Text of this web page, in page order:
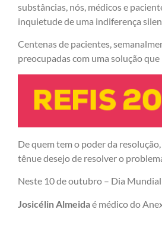
substâncias, nós, médicos e
inquietude de uma indiferença
Centenas de pacientes,
preocupadas com uma solução
De quem tem o poder da
tênue desejo de resolver o
Neste 10 de outubro – Dia
Josicélin Almeidaé médico do